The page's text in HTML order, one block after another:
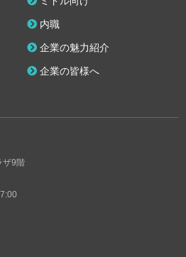
ザ9階
内職
企業の魅力紹介
企業の皆様へ